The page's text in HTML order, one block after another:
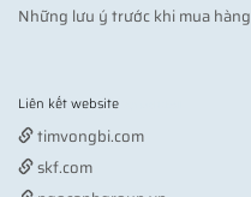
Những lưu ý trước khi mua hàng
Liên kết website
timvongbi.com
skf.com